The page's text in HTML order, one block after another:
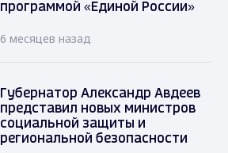
программой «Единой России»
6 месяцев назад
Губернатор Александр Авдеев
представил новых министров
социальной защиты и
региональной безопасности